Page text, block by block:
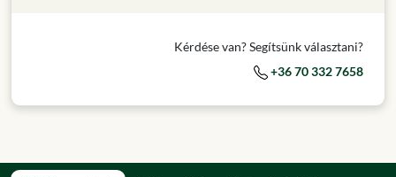
Kérdése van? Segítsünk választani?
+36 70 332 7658